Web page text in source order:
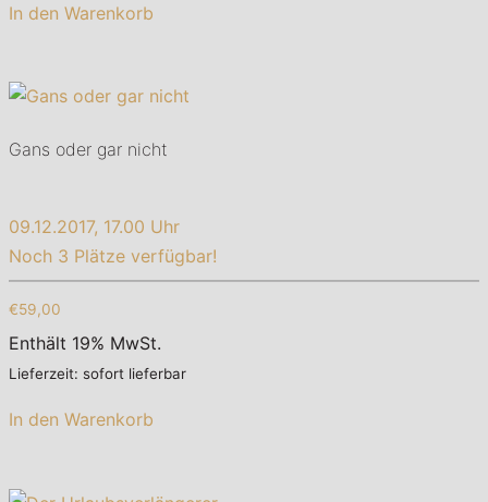
In den Warenkorb
Gans oder gar nicht
09.12.2017, 17.00 Uhr
Noch 3 Plätze verfügbar!
€59,00
Enthält 19% MwSt.
Lieferzeit: sofort lieferbar
In den Warenkorb